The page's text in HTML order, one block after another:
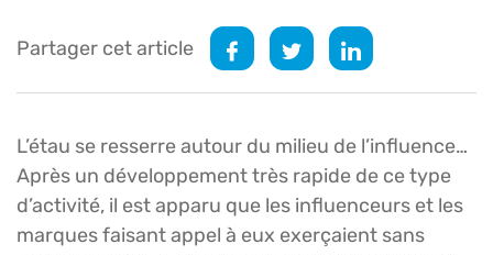
Partager cet article
L’étau se resserre autour du milieu de l’influence…
Après un développement très rapide de ce type
d’activité, il est apparu que les influenceurs et les
marques faisant appel à eux exerçaient sans